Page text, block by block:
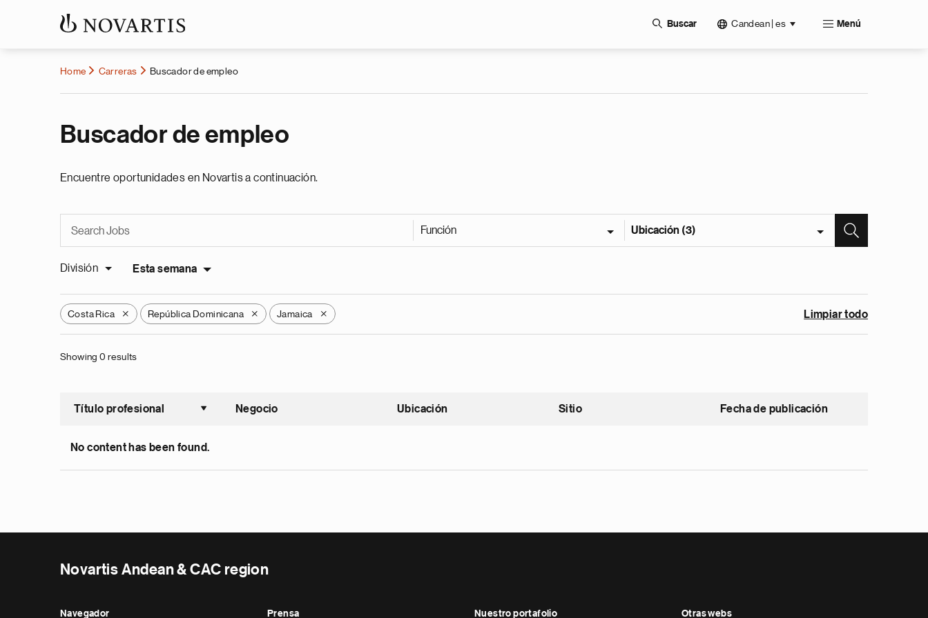
Buscar Candean | es Menú
Home Carreras Buscador de empleo
Buscador de empleo
Encuentre oportunidades en Novartis a continuación.
Función Ubicación (3)
División Esta semana
Costa Rica X República Dominicana X Jamaica X Limpiar todo
Showing 0 results
Título profesional
Ordenar ascendente
Negocio Ubicación Sitio Fecha de publicación
No content has been found.
Novartis Andean & CAC region
Navegador Prensa Nuestro portafolio Otras webs